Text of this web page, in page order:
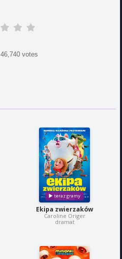
46,740 votes
Ekipa zwierzaków
Caroline Origer
dramat